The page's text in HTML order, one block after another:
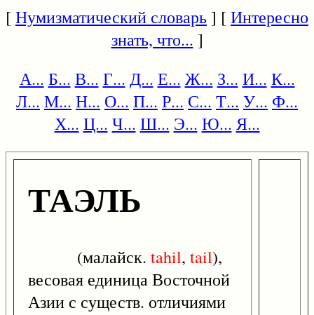
[Нумизматический словарь] [Интересно
знать, что... ]
А... Б... В... Г... Д... Е... Ж... З... И... К...
Л... М... Н... О... П... Р... С... Т... У... Ф...
Х... Ц... Ч... Ш... Э... Ю... Я...
ТАЭЛЬ
(малайск. tahil, tail),
весовая единица Восточной
Азии с существ. отличиями